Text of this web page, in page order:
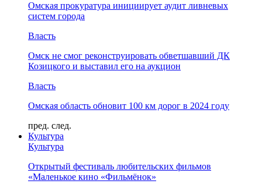
Омская прокуратура инициирует аудит ливневых
систем города
Власть
Омск не смог реконструировать обветшавший ДК
Козицкого и выставил его на аукцион
Власть
Омская область обновит 100 км дорог в 2024 году
пред. след.
Культура
Культура
Открытый фестиваль любительских фильмов
«Маленькое кино «Фильмёнок»